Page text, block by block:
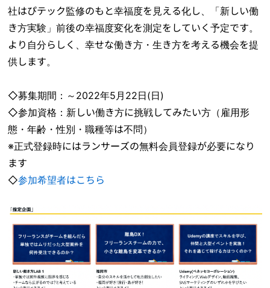
社はぴテック監修のもと幸福度を見える化し、「新しい働
き方実験」前後の幸福度変化を測定をしていく予定です。
より自分らしく、幸せな働き方・生き方を考える機会を提
供します。
◇募集期間：～2022年5月22日(日)
◇参加資格：新しい働き方に挑戦してみたい方（雇用形
態・年齢・性別・職種等は不問）
※正式登録時にはランサーズの無料会員登録が必要になり
ます
◇参加希望者はこちら